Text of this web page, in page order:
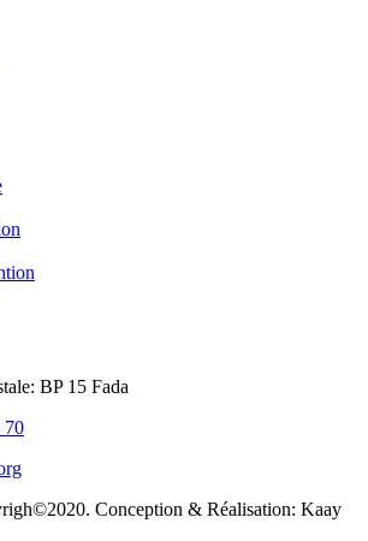
BP 15 Fada
70
Conception & Réalisation: Kaay